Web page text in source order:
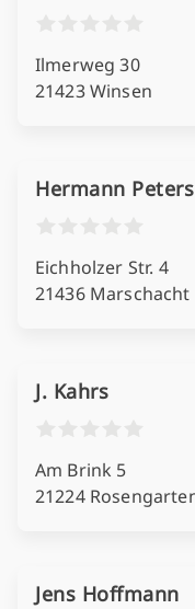
Ilmerweg 30
21423 Winsen
Hermann
Eichholzer Str. 4
21436 Marschacht
J. Kahrs
Am Brink 5
21224
Jens Hoffmann